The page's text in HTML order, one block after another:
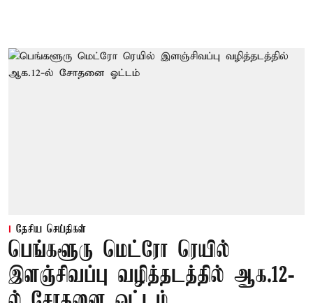
தேசிய செய்திகள்
பெங்களூரு மெட்ரோ ரெயில்
இளஞ்சிவப்பு வழித்தடத்தில் ஆக.12-